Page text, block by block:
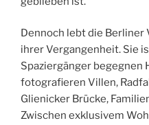
Dennoch lebt die Berliner
ihrer Vergangenheit. Sie
Spaziergänger begegnen
fotografieren Villen,
Glienicker Brücke,
Zwischen exklusivem